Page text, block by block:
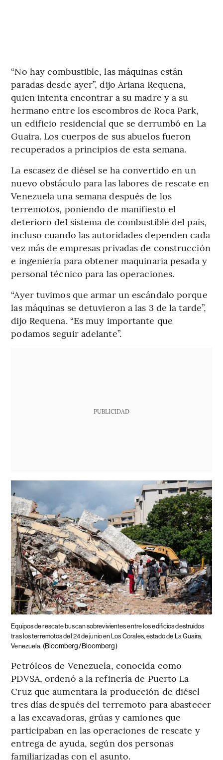
“No hay combustible, las máquinas están
paradas desde ayer”, dijo Ariana Requena,
quien intenta encontrar a su madre y a su
hermano entre los escombros de Roca Park,
un edificio residencial que se derrumbó en La
Guaira. Los cuerpos de sus abuelos fueron
recuperados a principios de esta semana.
La escasez de diésel se ha convertido en un
nuevo obstáculo para las labores de rescate en
Venezuela una semana después de los
terremotos, poniendo de manifiesto el
deterioro del sistema de combustible del país,
incluso cuando las autoridades dependen cada
vez más de empresas privadas de construcción
e ingeniería para obtener maquinaria pesada y
personal técnico para las operaciones.
“Ayer tuvimos que armar un escándalo porque
las máquinas se detuvieron a las 3 de la tarde”,
dijo Requena. “Es muy importante que
podamos seguir adelante”.
PUBLICIDAD
Equipos de rescate buscan sobrevivientes entre los edificios destruidos
tras los terremotos del 24 de junio en Los Corales, estado de La Guaira,
Venezuela. (Bloomberg/Bloomberg)
Petróleos de Venezuela, conocida como
PDVSA, ordenó a la refinería de Puerto La
Cruz que aumentara la producción de diésel
tres días después del terremoto para abastecer
a las excavadoras, grúas y camiones que
participaban en las operaciones de rescate y
entrega de ayuda, según dos personas
familiarizadas con el asunto.